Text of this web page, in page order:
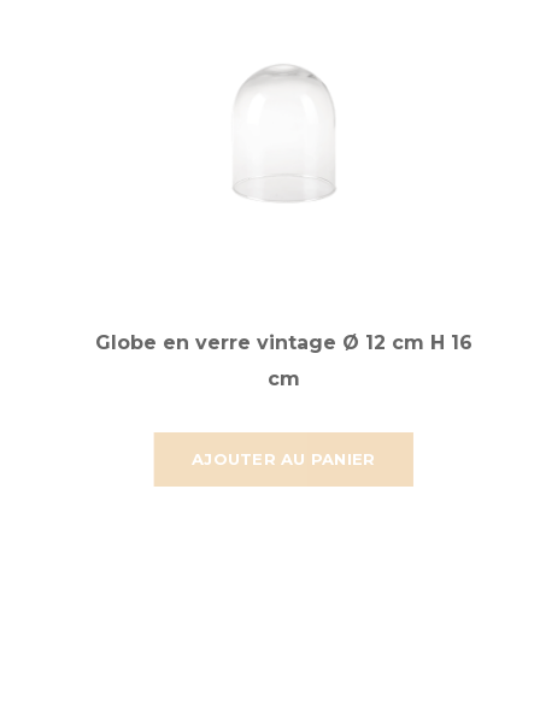
AJOUTER AU PANIER
Globe en verre vintage Ø 12 cm H 16
cm